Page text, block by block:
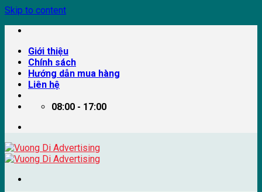
Skip to content
Giới thiệu
Chính sách
Hướng dẫn mua hàng
Liên hệ
08:00 - 17:00